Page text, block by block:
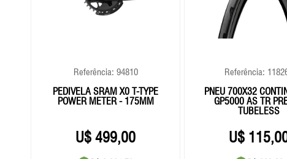
Referência: 94810
PEDIVELA SRAM X0 T-TYPE
POWER METER - 175MM
499,00
Referência:
PNEU 700X32
GP5000 AS TR
TUBELESS